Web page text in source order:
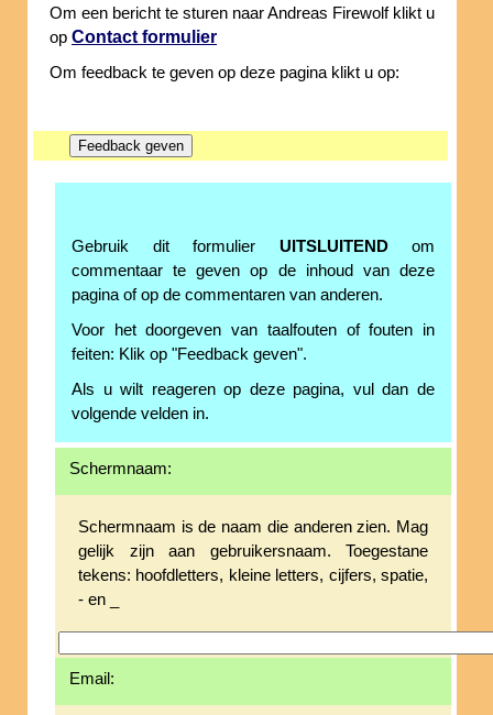
Om een bericht te sturen naar Andreas Firewolf klikt u
op Contact formulier
Om feedback te geven op deze pagina klikt u op:
Gebruik dit formulier UITSLUITENDom
commentaar te geven op de inhoud van deze
pagina of op de commentaren van anderen.
Voor het doorgeven van taalfouten of fouten in
feiten: Klik op "Feedback geven".
Als u wilt reageren op deze pagina, vul dan de
volgende velden in.
Schermnaam:
Schermnaam is de naam die anderen zien. Mag
gelijk zijn aan gebruikersnaam. Toegestane
tekens: hoofdletters, kleine letters, cijfers, spatie,
- en _
Email: